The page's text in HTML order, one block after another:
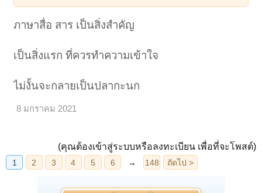
ภาษาสื่อ สาร เป็นสิ่งสำคัญ
เป็นสิ่งแรก ที่ควรทำความเข้าใจ
ไม่งั้นจะกลายเป็นปลากะนก
8 มกราคม 2021
(คุณต้องเข้าสู่ระบบหรือลงทะเบียน เพื่อที่จะโพสต์)